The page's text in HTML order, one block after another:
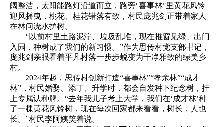
阔整洁，太阳能路灯沿道而立，路旁“喜事林”里黄花风铃
迎风摇曳，桃花、桂花错落有致，村民庞兆剑正带着家人
在林间浇水护树。
“以前村里土路泥泞、垃圾乱堆，现在推窗见绿、出门
入园，种树成了我们的新习惯。”作为思传村党支部书记，
庞兆剑亲眼看着平凡村落一步步蜕变为干净雅致的绿美乡
村。
2024年起，思传村创新打造“喜事林”“孝亲林”“成才
林”，村民婚娶、添丁、升学时，都会自发种下纪念树，挂
上专属认种牌。“去年我儿子考上大学，我们在‘成才林’种
了一棵黄花风铃树，现在每次回家都来看看，树长，人也
长。”村民李阿姨笑着说。